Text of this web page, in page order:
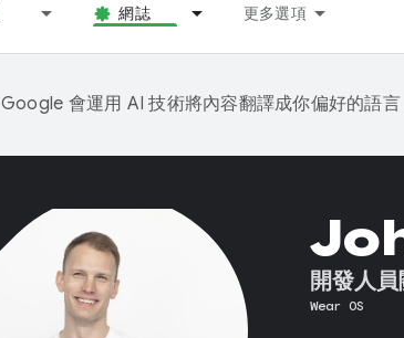
網誌 更多選項
Google 會運用 AI 技術將內容翻譯成你偏好的語言
開發人
Wear OS